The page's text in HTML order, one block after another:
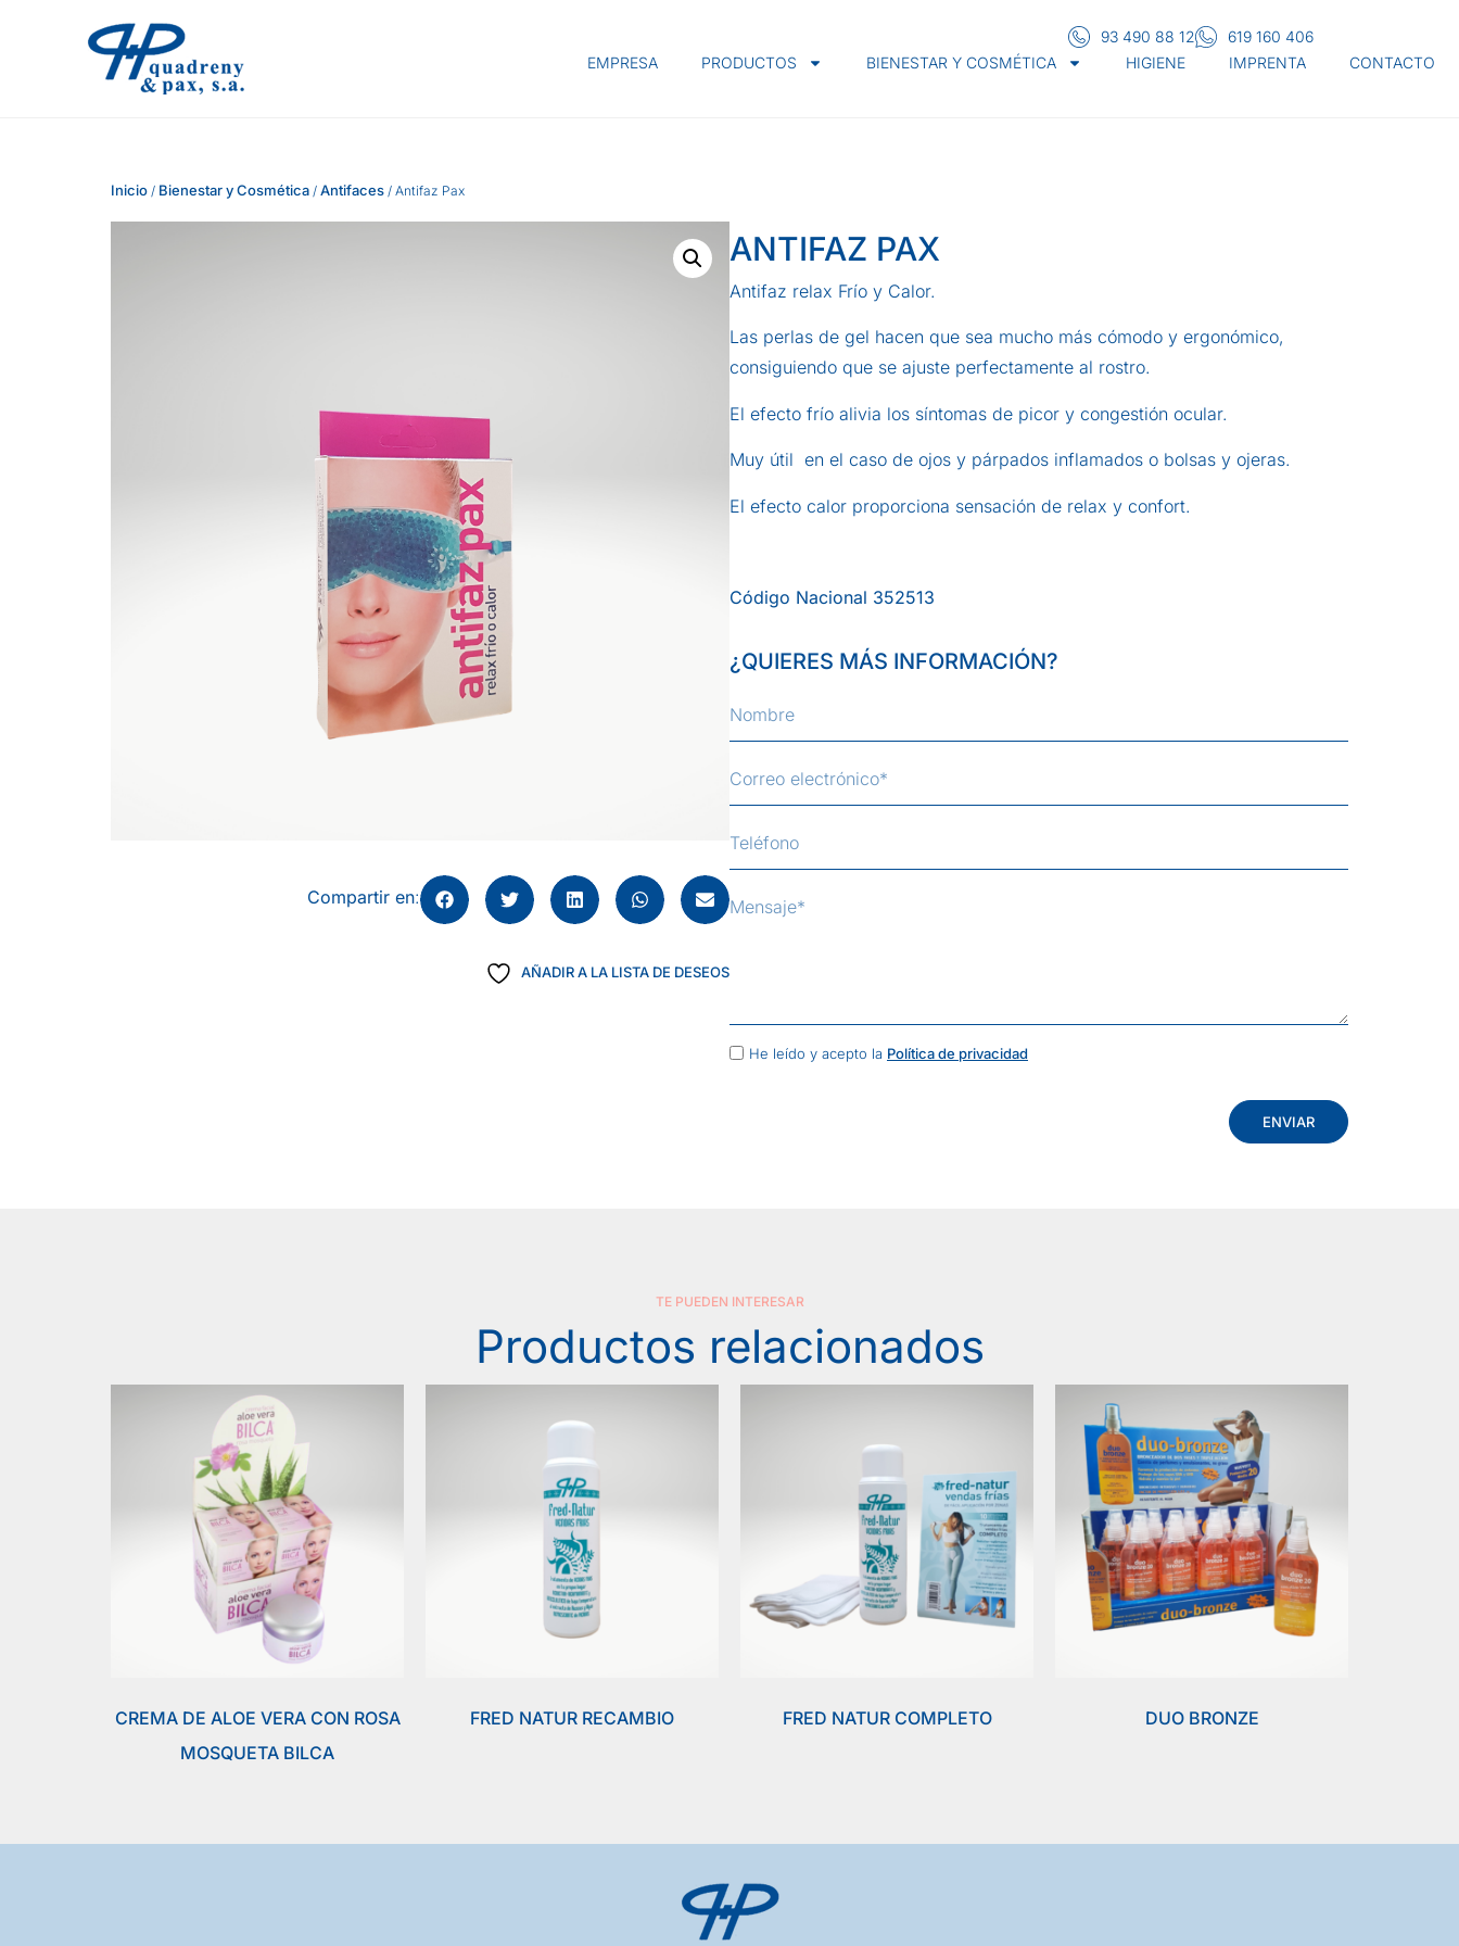
93 490 88 12
619 160 406
EMPRESA
PRODUCTOS BIENESTAR Y COSMÉTICA HIGIENE IMPRENTA CONTACTO
Inicio / Bienestar y Cosmética / Antifaces / Antifaz Pax
Compartir en:
AÑADIR A LA LISTA DE DESEOS
ANTIFAZ PAX
Antifaz relax Frío y Calor.
Las perlas de gel hacen que sea mucho más cómodo y ergonómico,
consiguiendo que se ajuste perfectamente al rostro.
El efecto frío alivia los síntomas de picor y congestión ocular.
Muy útil en el caso de ojos y párpados inflamados o bolsas y ojeras.
El efecto calor proporciona sensación de relax y confort.
Código Nacional 352513
¿QUIERES MÁS INFORMACIÓN?
He leído y acepto la Política de privacidad
ENVIAR
TE PUEDEN INTERESAR
Productos relacionados
CREMA DE ALOE VERA CON ROSA
MOSQUETA BILCA
FRED NATUR RECAMBIO FRED NATUR COMPLETO DUO BRONZE